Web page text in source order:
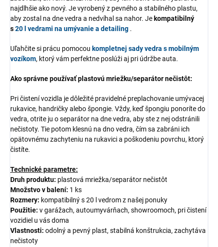
najdlhšie ako nový. Je vyrobený z pevného a stabilného plastu,
aby zostal na dne vedra a nedvíhal sa nahor. Je kompatibilný
s20 l vedrami na umývanie a detailing .
Uľahčite si prácu pomocou kompletnej sady vedra s mobilným
vozíkom, ktorý vám perfektne poslúži aj pri údržbe auta.
Ako správne používať plastovú mriežku/separátor nečistôt:
Pri čistení vozidla je dôležité pravidelné preplachovanie umývacej
rukavice, handričky alebo špongie. Vždy, keď špongiu ponoríte do
vedra, otrite ju o separátor na dne vedra, aby ste z nej odstránili
nečistoty. Tie potom klesnú na dno vedra, čím sa zabráni ich
opätovnému zachyteniu na rukavici a poškodeniu povrchu, ktorý
čistíte.
Technické parametre:
Druh produktu: plastová mriežka/separátor nečistôt
Množstvo v balení: 1 ks
Rozmery: kompatibilný s 20 l vedrom z našej ponuky
Použitie: v garážach, autoumyvárňach, showroomoch, pri čistení
vozidiel u vás doma
Vlastnosti: odolný a pevný plast, stabilná konštrukcia, zachytáva
nečistoty